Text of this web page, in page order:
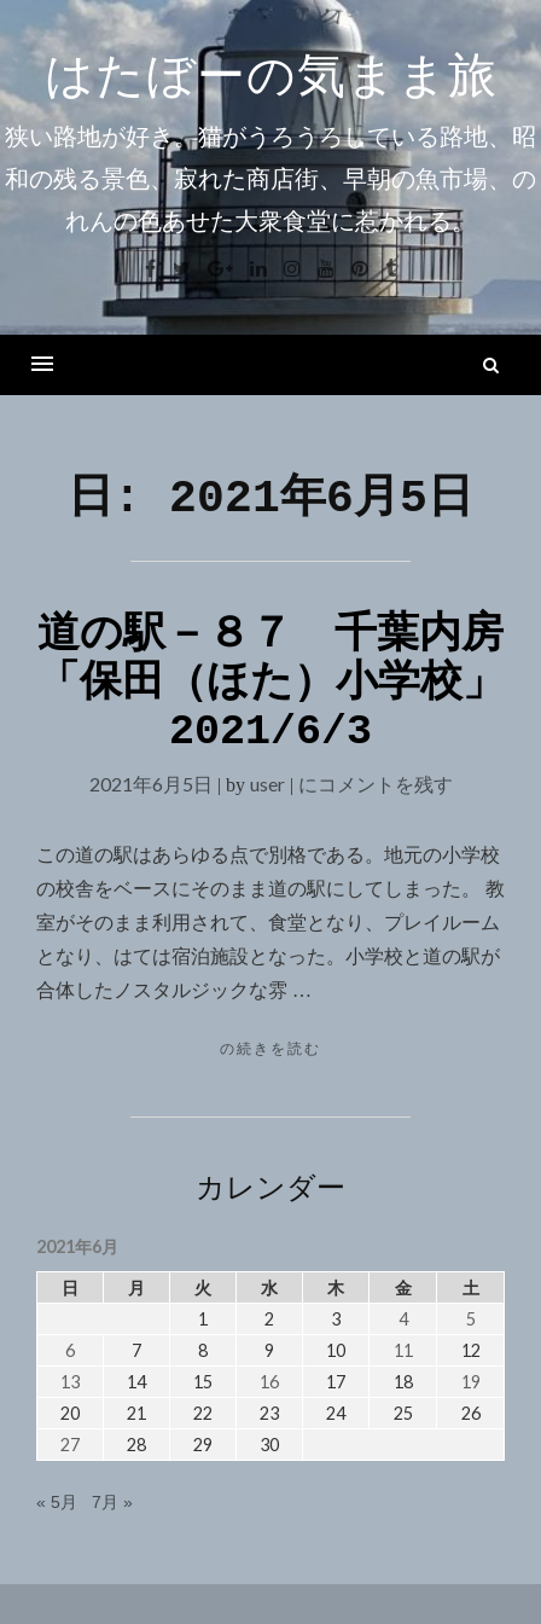
ン
ツ
へ
はたぼーの気まま旅
狭い路地が好き。猫がうろうろしている路地、昭
和の残る景色、寂れた商店街、早朝の魚市場、の
れんの色あせた大衆食堂に惹かれる。
Facebook
Twitter Google+
LinkedinInstagramYoutubePinterestTumblr
日: 2021年6月5日
道の駅－８７ 千葉内房
「保田（ほた）小学校」
2021/6/3
2021年6月5日 | by user| 道
駅
－
８
７
内
「保
（ほ
校」
2021/6/3
にコメントを残す
この道の駅はあらゆる点で別格である。地元の小学校
の校舎をベースにそのまま道の駅にしてしまった。 教
室がそのまま利用されて、食堂となり、プレイルーム
となり、はては宿泊施設となった。小学校と道の駅が
合体したノスタルジックな雰 …
"道
７
千
房
「保
の続きを読む
カレンダー
2021年6月
日
月 火 水 木 金
土
1
2 3 4
5
6
7 8 9 10 11
12
13
14 15 16 17 18
19
20
21 22 23 24 25
26
27
28 29 30
« 5月 7月 »